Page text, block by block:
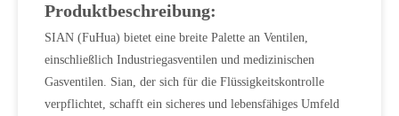
Produktbeschreibung:
SIAN (FuHua) bietet eine breite Palette an Ventilen,
einschließlich Industriegasventilen und medizinischen
Gasventilen. Sian, der sich für die Flüssigkeitskontrolle
verpflichtet, schafft ein sicheres und lebensfähiges Umfeld